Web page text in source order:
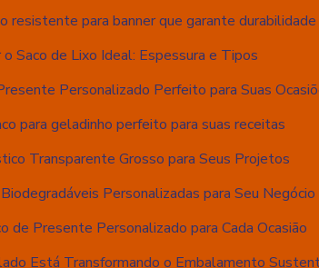
resistente para banner que garante durabilidade
o Saco de Lixo Ideal: Espessura e Tipos
Personalizado Perfeito para Suas
para geladinho perfeito para suas receitas
Transparente Grosso para Seus Projetos
Personalizadas para Seu Negócio
de Presente Personalizado para Cada Ocasião
Está Transformando o Embalamento